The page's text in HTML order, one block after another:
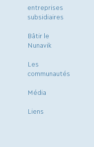
entreprises
subsidiaires
Bâtir le
Nunavik
Les
communautés
Média
Liens